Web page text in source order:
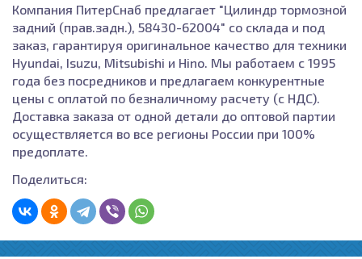
Компания ПитерСнаб предлагает "Цилиндр тормозной
задний (прав.задн.), 58430-62004" со склада и под
заказ, гарантируя оригинальное качество для техники
Hyundai, Isuzu, Mitsubishi и Hino. Мы работаем с 1995
года без посредников и предлагаем конкурентные
цены с оплатой по безналичному расчету (с НДС).
Доставка заказа от одной детали до оптовой партии
осуществляется во все регионы России при 100%
предоплате.
Поделиться: